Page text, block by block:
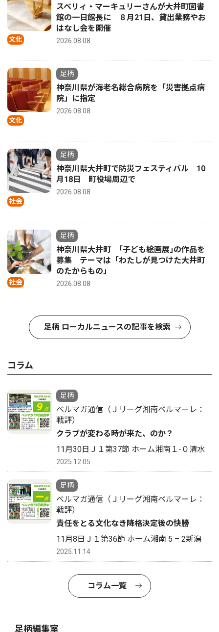
文化
スベリィ・マーキュリーさんが大井町図書
館の一日館長に ８月21日、貸出業務やお
はなし会を開催
2026.08.08
文化
足柄
神奈川県が海老名総合病院を「災害拠点病
院」に指定
2026.08.08
社会
足柄
神奈川県大井町で防災フェスティバル 10
月18日 町役場周辺で
2026.08.08
社会
足柄
神奈川県大井町 ｢子ども絵画展｣の作品を
募集 テーマは「わたしが見つけた大井町
のたからもの」
2026.08.08
足柄 ローカルニュースの記事を検索
コラム
足柄
ベルマガ通信（Ｊリーグ湘南ベルマーレ：
戦評）
クラブが変わる時が来た、のか？
11月30日Ｊ１第37節 ホーム湘南１-０清水
2025.12.05
足柄
ベルマガ通信（Ｊリーグ湘南ベルマーレ：
戦評）
責任をとる文化なき降格決定後の快勝
11月8日Ｊ１第36節 ホーム湘南 5 – 2新潟
2025.11.14
コラム一覧
足柄編集室